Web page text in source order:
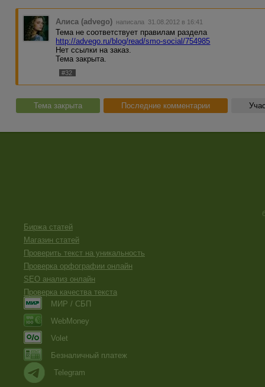
Алиса (advego) написала 31.08.2012 в 16:41
Тема не соответствует правилам раздела
http://advego.ru/blog/read/smo-social/754985
Нет ссылки на заказ.
Тема закрыта.
#32
Тема закрыта Последние комментарии
Биржа статей
Магазин статей
Проверить текст на уникальность
Проверка орфографии онлайн
SEO анализ онлайн
Проверка качества текста
МИР / СБП
WebMoney
Volet
Безналичный платеж
Telegram